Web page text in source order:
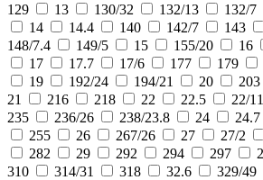
129
13 130/32 132/13 132/7
14
14.4 140 142/7 143
148/7.4
149/5 15 155/20 16
17
17.7 17/6 177 179
19
192/24 194/21 20 203
21
216 218 22 22.5 22/11
235
236/26 238/23.8 24 24.7
255
26 267/26 27 27/2
282
29 292 294 297
310
314/31 318 32.6 329/49